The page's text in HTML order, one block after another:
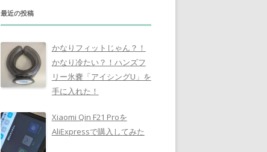
最近の投稿
かなりフィットじゃん？！
かなり冷たい？！ハンズフ
リー氷嚢「アイシングU」を
手に入れた！
Xiaomi Qin F21 Proを
AliExpressで購入してみた